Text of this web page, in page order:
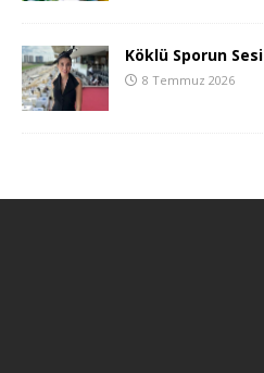
Köklü Sporun Sesi
8 Temmuz 2026